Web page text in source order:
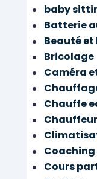
baby
Batterie
Beauté
Bricolage
Caméra
Chauffe
Chauffeur
Cours